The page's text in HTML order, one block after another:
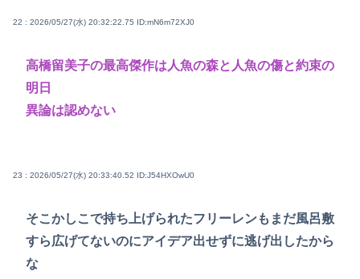
22 : 2026/05/27(水) 20:32:22.75 ID:mN6m72XJ0
高橋留美子の最高傑作は人魚の森と人魚の傷と約束の
明日
異論は認めない
23 : 2026/05/27(水) 20:33:40.52 ID:J54HXOwU0
そこかしこで持ち上げられたフリーレンもまだ風呂敷
すら広げてないのにアイデア出せずに逃げ出したから
な